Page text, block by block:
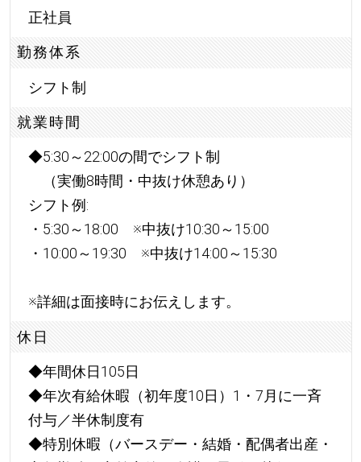
正社員
勤務体系
シフト制
就業時間
◆5:30～22:00の間でシフト制
（実働8時間・中抜け休憩あり）
シフト例:
・5:30～18:00 ※中抜け10:30～15:00
・10:00～19:30 ※中抜け14:00～15:30
※詳細は面接時にお伝えします。
休日
◆年間休日105日
◆年次有給休暇（初年度10日）1・7月に一斉
付与／半休制度有
◆特別休暇（バースデー・結婚・配偶者出産・